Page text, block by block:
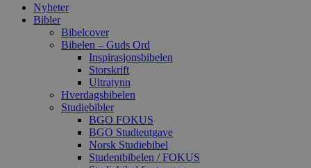
Nyheter
Bibler
Bibelcover
Bibelen – Guds Ord
Inspirasjonsbibelen
Storskrift
Ultratynn
Hverdagsbibelen
Studiebibler
BGO FOKUS
BGO Studieutgave
Norsk Studiebibel
Studentbibelen / FOKUS